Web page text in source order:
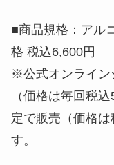
■商品規格：ア
格 税込6,600円
※公式オンライン
（価格は毎回税
定で販売（価格
す